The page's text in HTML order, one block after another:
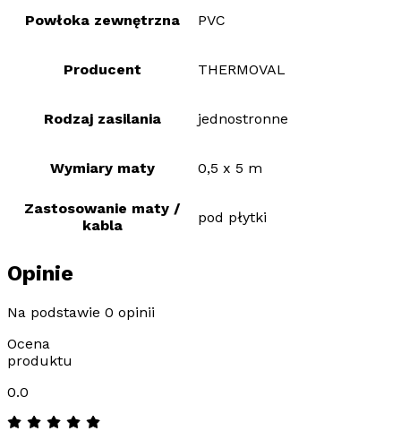
Powłoka zewnętrzna PVC
Producent THERMOVAL
Rodzaj zasilania jednostronne
Wymiary maty 0,5 x 5 m
Zastosowanie maty /
kabla
pod płytki
Opinie
Na podstawie 0 opinii
Ocena
produktu
0.0